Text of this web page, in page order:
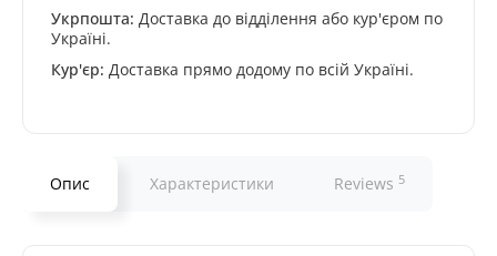
Укрпошта: Доставка до відділення або кур'єром по
Україні.
Кур'єр: Доставка прямо додому по всій Україні.
Опис Характеристики Reviews 5